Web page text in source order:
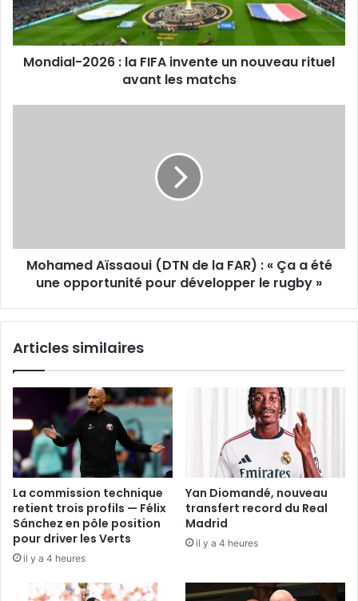
un
nouveau
rituel
avant
Mondial-2026 : la FIFA invente un nouveau rituel
avant les matchs
Ça
développer
»
Mohamed Aïssaoui (DTN de la FAR) : « Ça a été
une opportunité pour développer le rugby »
Articles similaires
La commission technique
retient trois profils — Félix
Sánchez en pôle position
pour driver les Verts
il y a 4 heures
Yan Diomandé, nouveau
transfert record du Real
Madrid
il y a 4 heures